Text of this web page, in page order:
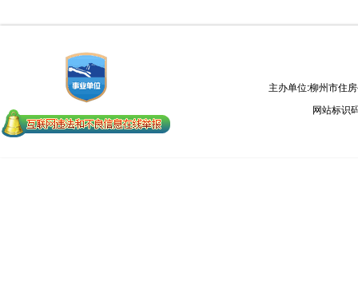
主办单位:柳州市住
网站标识